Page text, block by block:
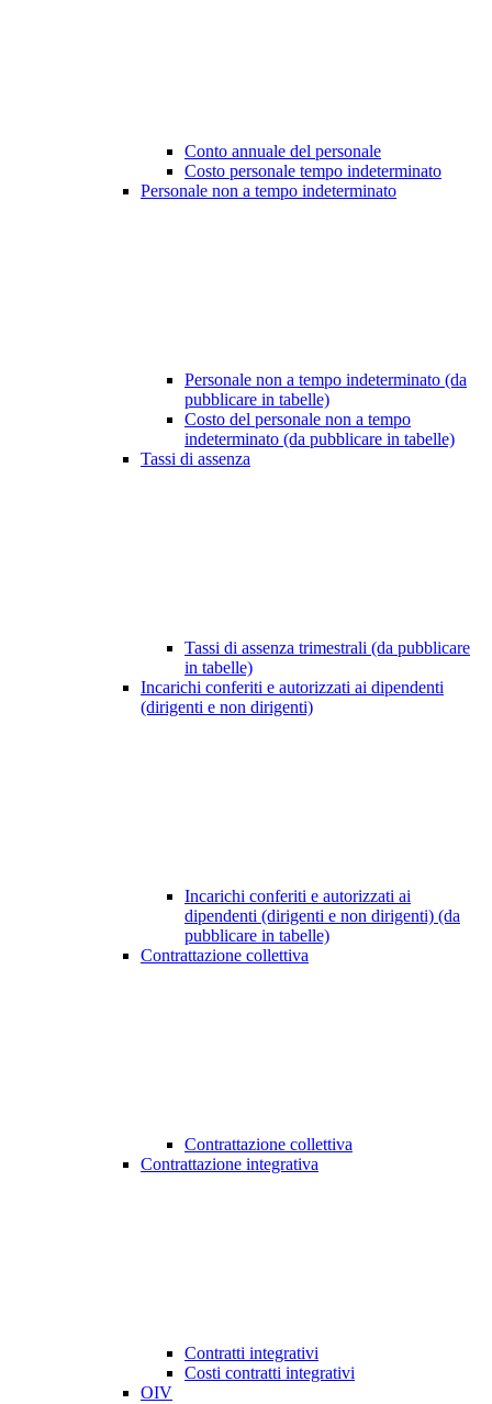
Conto annuale del personale
Costo personale tempo indeterminato
Personale non a tempo indeterminato
Personale non a tempo indeterminato (da
pubblicare in tabelle)
Costo del personale non a tempo
indeterminato (da pubblicare in tabelle)
Tassi di assenza
Tassi di assenza trimestrali (da pubblicare
in tabelle)
Incarichi conferiti e autorizzati ai dipendenti
(dirigenti e non dirigenti)
Incarichi conferiti e autorizzati ai
dipendenti (dirigenti e non dirigenti) (da
pubblicare in tabelle)
Contrattazione collettiva
Contrattazione collettiva
Contrattazione integrativa
Contratti integrativi
Costi contratti integrativi
OIV